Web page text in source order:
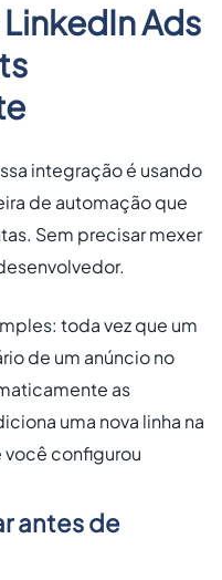
Ads
integração é usando
de automação que
Sem precisar mexer
toda vez que um
de um anúncio no
as
uma nova linha na
você configurou
antes de